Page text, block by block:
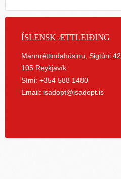
ÍSLENSK ÆTTLEIÐING
Mannréttindahúsinu, Sigtúni 42
105 Reykjavík
Sími: +354 588 1480
Email: isadopt@isadopt.is